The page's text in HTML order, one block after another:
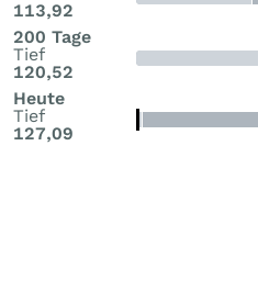
113,92
200 Tage
Tief
120,52
Heute
Tief
127,09